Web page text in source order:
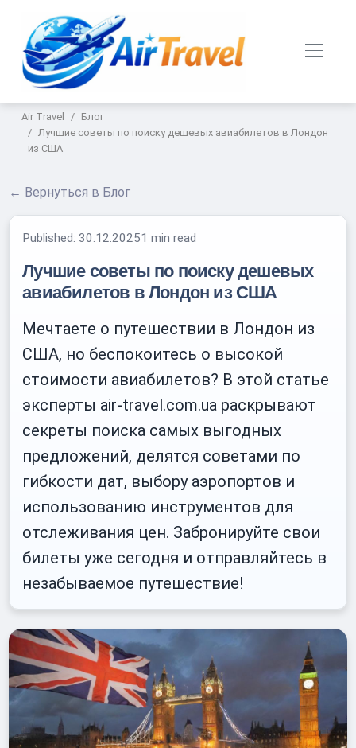
Air Travel
Блог
Лучшие советы по поиску дешевых авиабилетов в Лондон
из США
← Вернуться в Блог
Published:30.12.20251 min read
Лучшие советы по поиску дешевых
авиабилетов в Лондон из США
Мечтаете о путешествии в Лондон из
США, но беспокоитесь о высокой
стоимости авиабилетов? В этой статье
эксперты air-travel.com.ua раскрывают
секреты поиска самых выгодных
предложений, делятся советами по
гибкости дат, выбору аэропортов и
использованию инструментов для
отслеживания цен. Забронируйте свои
билеты уже сегодня и отправляйтесь в
незабываемое путешествие!